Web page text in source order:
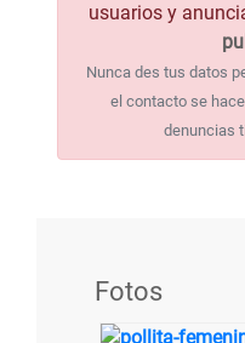
usuarios y
Nunca des tus datos
el contacto se
denuncias
Fotos